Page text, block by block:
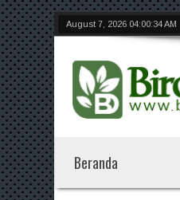
August 7, 2026 04:00:35 AM
Beranda